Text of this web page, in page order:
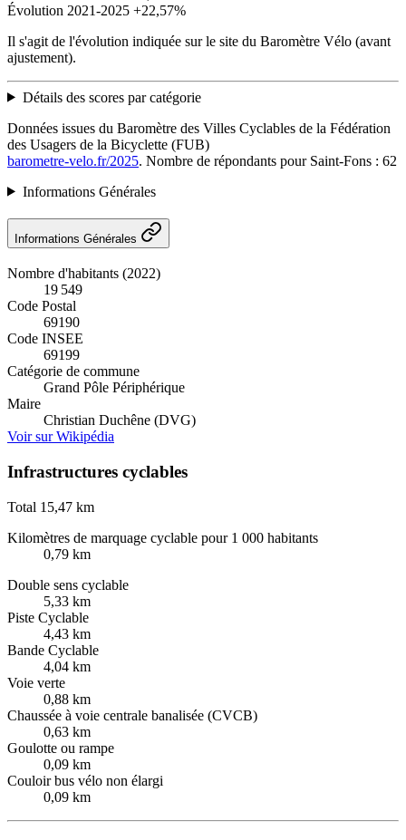
Évolution 2021-2025 +22,57%
Il s'agit de l'évolution indiquée sur le site du Baromètre Vélo (avant
ajustement).
Détails des scores par catégorie
Données issues du Baromètre des Villes Cyclables de la Fédération
des Usagers de la Bicyclette (FUB)
barometre-velo.fr/2025. Nombre de répondants pour Saint-Fons : 62
Informations Générales
Informations Générales
Nombre d'habitants (2022)
19 549
Code Postal
69190
Code INSEE
69199
Catégorie de commune
Grand Pôle Périphérique
Maire
Christian Duchêne (DVG)
Voir sur Wikipédia
Infrastructures cyclables
Total 15,47 km
Kilomètres de marquage cyclable pour 1 000 habitants
0,79 km
Double sens cyclable
5,33 km
Piste Cyclable
4,43 km
Bande Cyclable
4,04 km
Voie verte
0,88 km
Chaussée à voie centrale banalisée (CVCB)
0,63 km
Goulotte ou rampe
0,09 km
Couloir bus vélo non élargi
0,09 km